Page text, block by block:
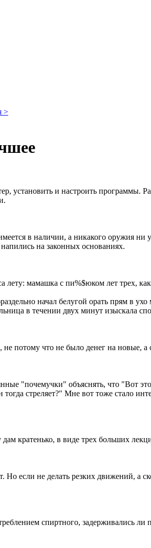
>
установить и настроить программы.
в наличии, а никакого оружия ни
на законных основаниях.
лету: мамашка с пи%$юком лет трех,
начал белугой
двух минут изыскала
потому что не было денег на новые,
"почемучки" объяснять, что "Вот
стреляет?" Мне вот тоже стало
кратенько, в виде трех больших
Но если не делать резких движений,
спиртного, задерживались ли